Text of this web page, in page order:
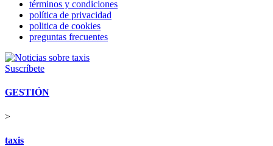
términos y condiciones
política de privacidad
politica de cookies
preguntas frecuentes
Suscríbete
GESTIÓN
>
taxis